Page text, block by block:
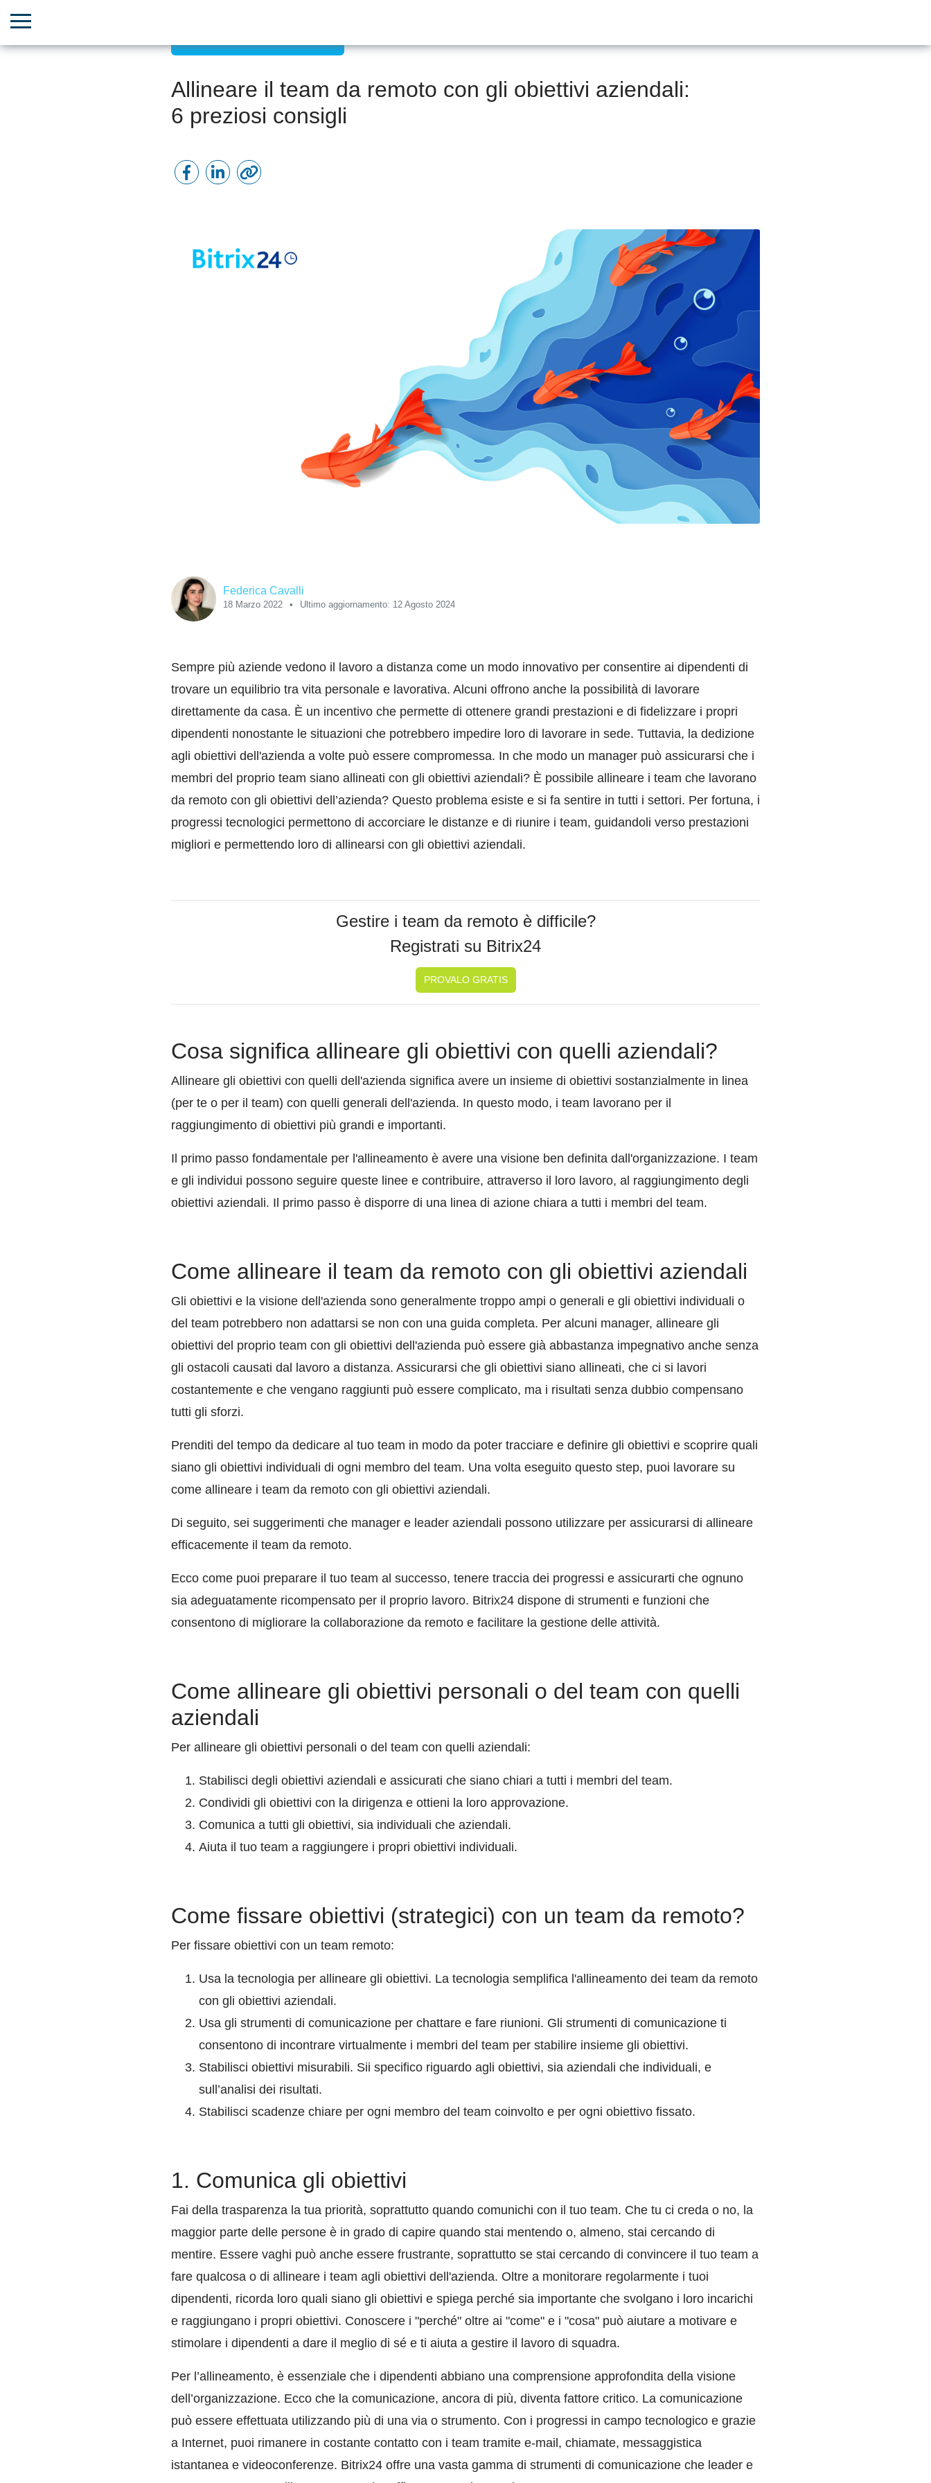
Allineare il team da remoto con gli obiettivi aziendali:
6 preziosi consigli
Federica Cavalli
18 Marzo 2022 Ultimo aggiornamento: 12 Agosto 2024
Sempre più aziende vedono il lavoro a distanza come un modo innovativo per consentire ai dipendenti di
trovare un equilibrio tra vita personale e lavorativa. Alcuni offrono anche la possibilità di lavorare
direttamente da casa. È un incentivo che permette di ottenere grandi prestazioni e di fidelizzare i propri
dipendenti nonostante le situazioni che potrebbero impedire loro di lavorare in sede. Tuttavia, la dedizione
agli obiettivi dell'azienda a volte può essere compromessa. In che modo un manager può assicurarsi che i
membri del proprio team siano allineati con gli obiettivi aziendali? È possibile allineare i team che lavorano
da remoto con gli obiettivi dell’azienda? Questo problema esiste e si fa sentire in tutti i settori. Per fortuna, i
progressi tecnologici permettono di accorciare le distanze e di riunire i team, guidandoli verso prestazioni
migliori e permettendo loro di allinearsi con gli obiettivi aziendali.
Gestire i team da remoto è difficile?
Registrati su Bitrix24
PROVALO GRATIS
Cosa significa allineare gli obiettivi con quelli aziendali?
Allineare gli obiettivi con quelli dell'azienda significa avere un insieme di obiettivi sostanzialmente in linea
(per te o per il team) con quelli generali dell'azienda. In questo modo, i team lavorano per il
raggiungimento di obiettivi più grandi e importanti.
Il primo passo fondamentale per l'allineamento è avere una visione ben definita dall'organizzazione. I team
e gli individui possono seguire queste linee e contribuire, attraverso il loro lavoro, al raggiungimento degli
obiettivi aziendali. Il primo passo è disporre di una linea di azione chiara a tutti i membri del team.
Come allineare il team da remoto con gli obiettivi aziendali
Gli obiettivi e la visione dell'azienda sono generalmente troppo ampi o generali e gli obiettivi individuali o
del team potrebbero non adattarsi se non con una guida completa. Per alcuni manager, allineare gli
obiettivi del proprio team con gli obiettivi dell'azienda può essere già abbastanza impegnativo anche senza
gli ostacoli causati dal lavoro a distanza. Assicurarsi che gli obiettivi siano allineati, che ci si lavori
costantemente e che vengano raggiunti può essere complicato, ma i risultati senza dubbio compensano
tutti gli sforzi.
Prenditi del tempo da dedicare al tuo team in modo da poter tracciare e definire gli obiettivi e scoprire quali
siano gli obiettivi individuali di ogni membro del team. Una volta eseguito questo step, puoi lavorare su
come allineare i team da remoto con gli obiettivi aziendali.
Di seguito, sei suggerimenti che manager e leader aziendali possono utilizzare per assicurarsi di allineare
efficacemente il team da remoto.
Ecco come puoi preparare il tuo team al successo, tenere traccia dei progressi e assicurarti che ognuno
sia adeguatamente ricompensato per il proprio lavoro. Bitrix24 dispone di strumenti e funzioni che
consentono di migliorare la collaborazione da remoto e facilitare la gestione delle attività.
Come allineare gli obiettivi personali o del team con quelli
aziendali
Per allineare gli obiettivi personali o del team con quelli aziendali:
Stabilisci degli obiettivi aziendali e assicurati che siano chiari a tutti i membri del team.
Condividi gli obiettivi con la dirigenza e ottieni la loro approvazione.
Comunica a tutti gli obiettivi, sia individuali che aziendali.
Aiuta il tuo team a raggiungere i propri obiettivi individuali.
Come fissare obiettivi (strategici) con un team da remoto?
Per fissare obiettivi con un team remoto:
Usa la tecnologia per allineare gli obiettivi. La tecnologia semplifica l'allineamento dei team da remoto
con gli obiettivi aziendali.
Usa gli strumenti di comunicazione per chattare e fare riunioni. Gli strumenti di comunicazione ti
consentono di incontrare virtualmente i membri del team per stabilire insieme gli obiettivi.
Stabilisci obiettivi misurabili. Sii specifico riguardo agli obiettivi, sia aziendali che individuali, e
sull’analisi dei risultati.
Stabilisci scadenze chiare per ogni membro del team coinvolto e per ogni obiettivo fissato.
1. Comunica gli obiettivi
Fai della trasparenza la tua priorità, soprattutto quando comunichi con il tuo team. Che tu ci creda o no, la
maggior parte delle persone è in grado di capire quando stai mentendo o, almeno, stai cercando di
mentire. Essere vaghi può anche essere frustrante, soprattutto se stai cercando di convincere il tuo team a
fare qualcosa o di allineare i team agli obiettivi dell'azienda. Oltre a monitorare regolarmente i tuoi
dipendenti, ricorda loro quali siano gli obiettivi e spiega perché sia importante che svolgano i loro incarichi
e raggiungano i propri obiettivi. Conoscere i "perché" oltre ai "come" e i "cosa" può aiutare a motivare e
stimolare i dipendenti a dare il meglio di sé e ti aiuta a gestire il lavoro di squadra.
Per l’allineamento, è essenziale che i dipendenti abbiano una comprensione approfondita della visione
dell’organizzazione. Ecco che la comunicazione, ancora di più, diventa fattore critico. La comunicazione
può essere effettuata utilizzando più di una via o strumento. Con i progressi in campo tecnologico e grazie
a Internet, puoi rimanere in costante contatto con i team tramite e-mail, chiamate, messaggistica
istantanea e videoconferenze. Bitrix24 offre una vasta gamma di strumenti di comunicazione che leader e